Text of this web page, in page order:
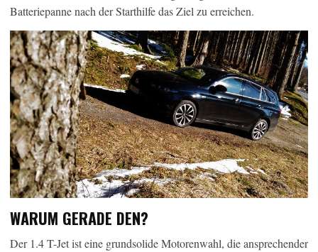
Batteriepanne nach der Starthilfe das Ziel zu erreichen.
WARUM GERADE DEN?
Der 1.4 T-Jet ist eine grundsolide Motorenwahl, die ansprechender